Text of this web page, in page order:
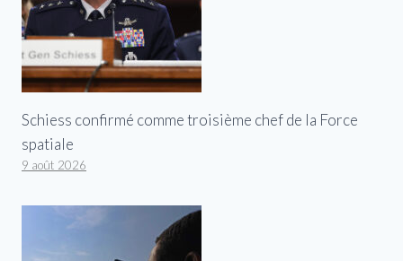
Schiess confirmé comme troisième chef de la Force
spatiale
9 août 2026